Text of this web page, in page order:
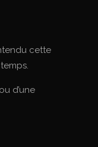
cette
d’une